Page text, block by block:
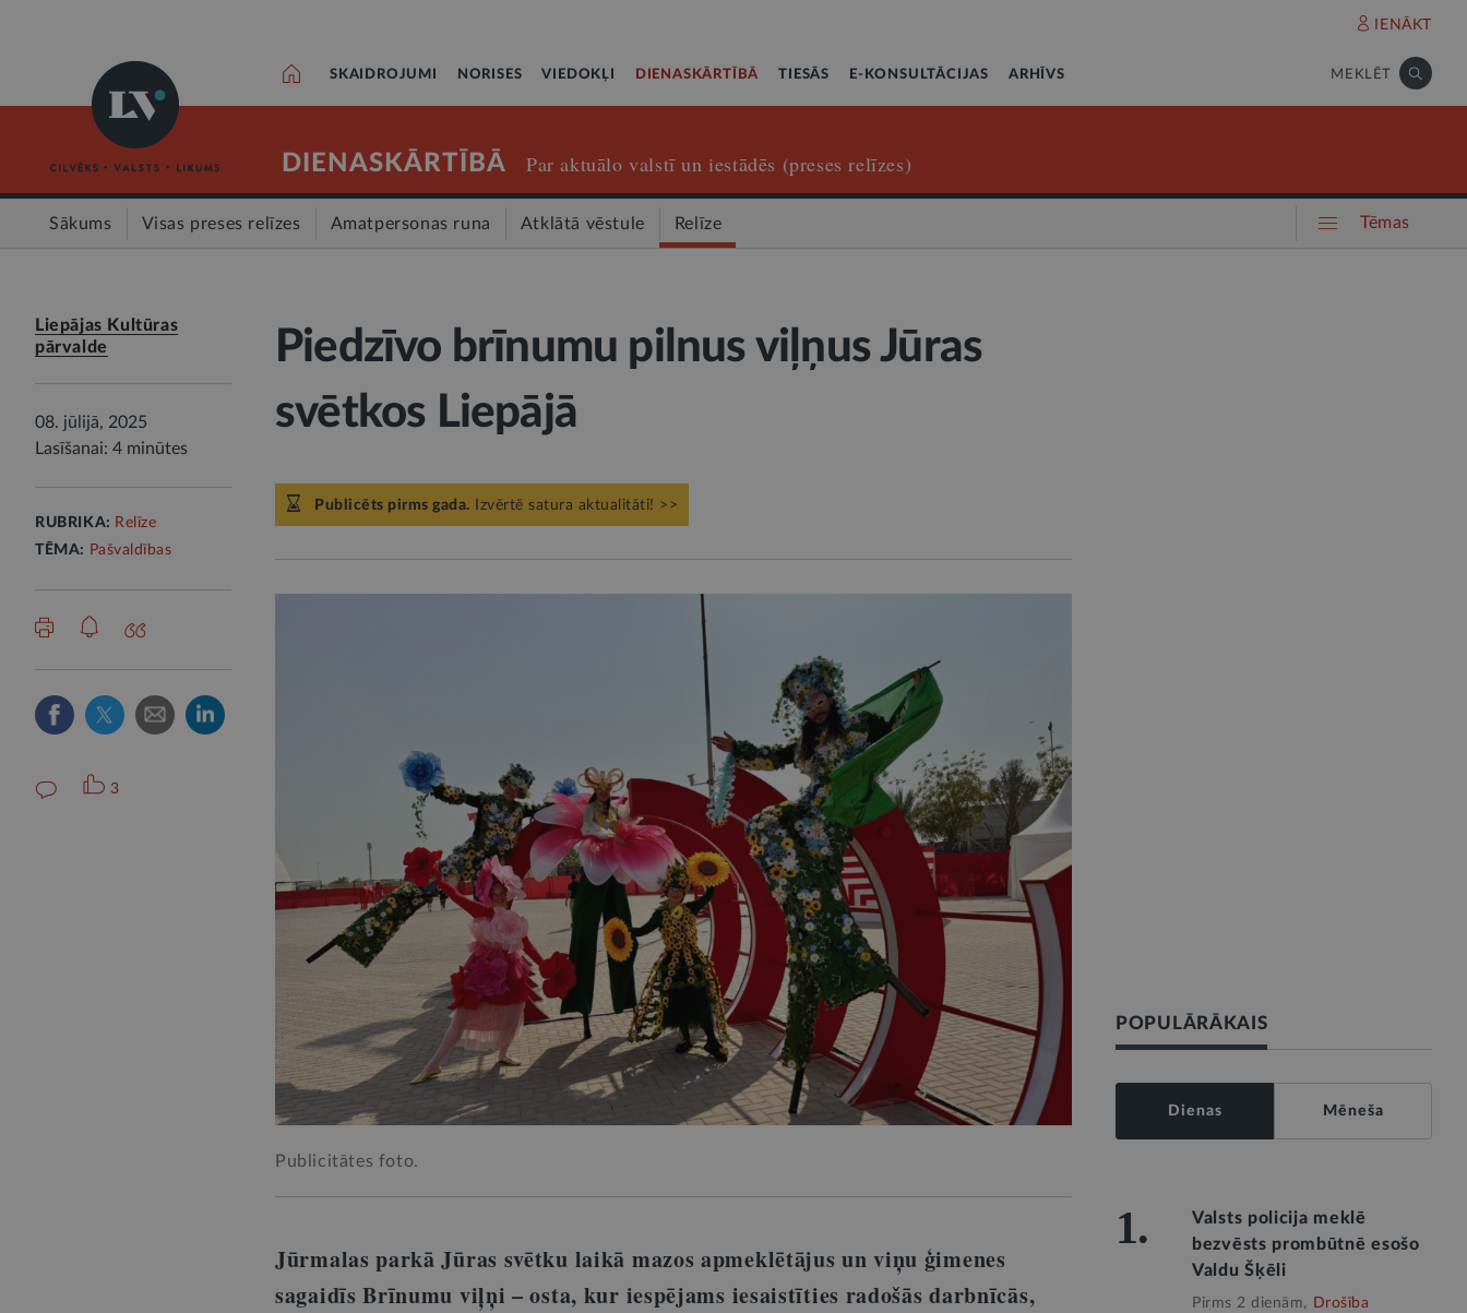
IENĀKT
SKAIDROJUMI NORISES VIEDOKĻI DIENASKĀRTĪBĀ TIESĀS E-KONSULTĀCIJAS ARHĪVS MEKLĒT
DIENASKĀRTĪBĀ Par aktuālo valstī un iestādēs (preses relīzes)
Sākums Visas preses relīzes Amatpersonas runa Atklātā vēstule Relīze Tēmas
Liepājas Kultūras
pārvalde
08. jūlijā, 2025
Lasīšanai: 4 minūtes
RUBRIKA: Relīze
TĒMA: Pašvaldības
3
Piedzīvo brīnumu pilnus viļņus Jūras
svētkos Liepājā
Publicēts pirms gada. Izvērtē satura aktualitāti! >>
Publicitātes foto.
Jūrmalas parkā Jūras svētku laikā mazos apmeklētājus un viņu ģimenes
sagaidīs Brīnumu viļņi – osta, kur iespējams iesaistīties radošās darbnīcās,
POPULĀRĀKAIS
Dienas Mēneša
1.
Valsts policija meklē
bezvēsts prombūtnē esošo
Valdu Šķēli
Pirms 2 dienām, Drošība